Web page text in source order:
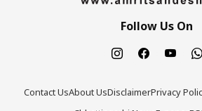
Follow Us On
Contact UsAbout UsDisclaimerPrivacy